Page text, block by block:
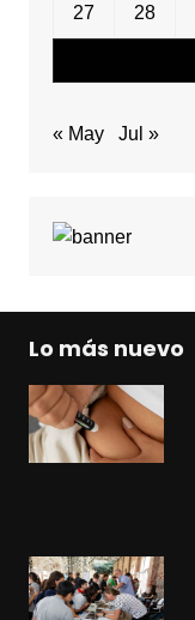
27 28
« May Jul »
Lo más nuevo